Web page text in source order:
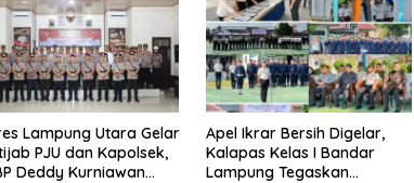
Lampung Utara Gelar
PJU dan Kapolsek,
Deddy Kurniawan
Apel Ikrar Bersih Digelar,
Kalapas Kelas I Bandar
Lampung Tegaskan